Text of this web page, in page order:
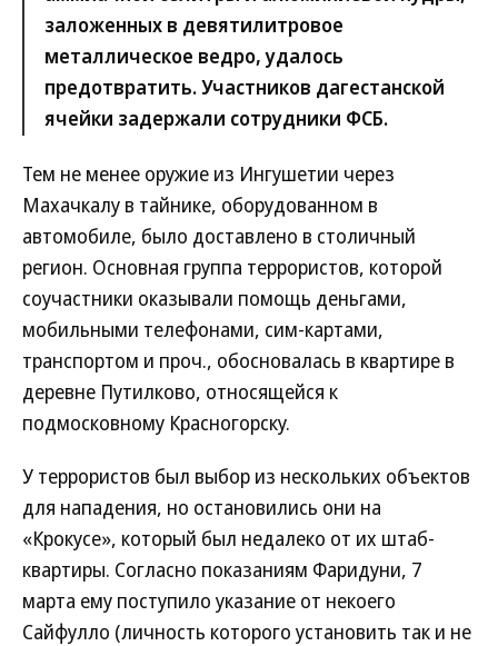
заложенных в девятилитровое
металлическое ведро, удалось
предотвратить. Участников дагестанской
ячейки задержали сотрудники ФСБ.
Тем не менее оружие из Ингушетии через
Махачкалу в тайнике, оборудованном в
автомобиле, было доставлено в столичный
регион. Основная группа террористов, которой
соучастники оказывали помощь деньгами,
мобильными телефонами, сим-картами,
транспортом и проч., обосновалась в квартире в
деревне Путилково, относящейся к
подмосковному Красногорску.
У террористов был выбор из нескольких объектов
для нападения, но остановились они на
«Крокусе», который был недалеко от их штаб-
квартиры. Согласно показаниям Фаридуни, 7
марта ему поступило указание от некоего
Сайфулло (личность которого установить так и не